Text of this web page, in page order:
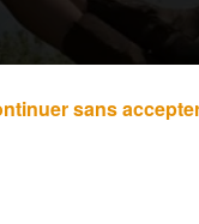
sans